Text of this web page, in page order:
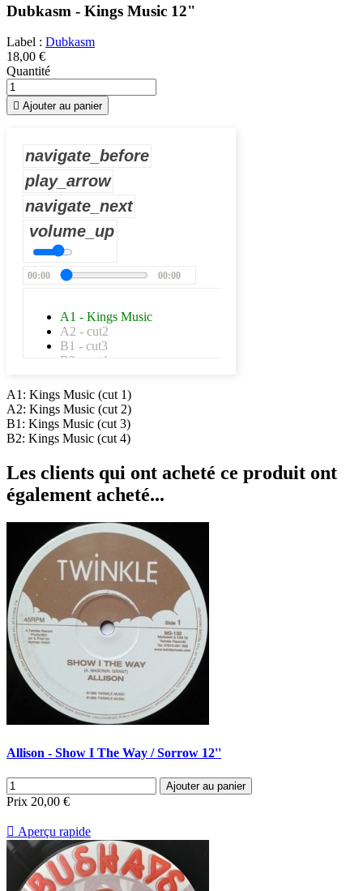
Dubkasm - Kings Music 12"
Label : Dubkasm
18,00 €
Quantité
 Ajouter au panier
navigate_before
play_arrow
navigate_next
volume_up
00:00 00:00
A1 - Kings Music
A2 - cut2
B1 - cut3
B2 - cut4
A1: Kings Music (cut 1)
A2: Kings Music (cut 2)
B1: Kings Music (cut 3)
B2: Kings Music (cut 4)
Les clients qui ont acheté ce produit ont
également acheté...
Allison - Show I The Way / Sorrow 12''
Ajouter au panier
Prix 20,00 €
 Aperçu rapide